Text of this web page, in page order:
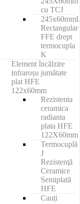
cu TCJ
Rectangular
FFE drept
termocupla
K
Element încălzire
infraroșu jumătate
plat HFE
122x60mm
Rezistenta
ceramica
radianta
plata HFE
122X60mm
Termocuplă
J
Rezistenţă
Ceramice
Semiplată
HFE
Cauți